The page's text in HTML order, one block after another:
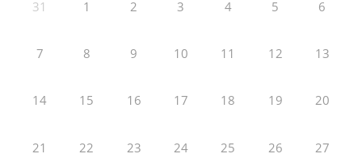
31 1 2 3 4 5 6
7 8 9 10 11 12 13
14 15 16 17 18 19 20
21 22 23 24 25 26 27